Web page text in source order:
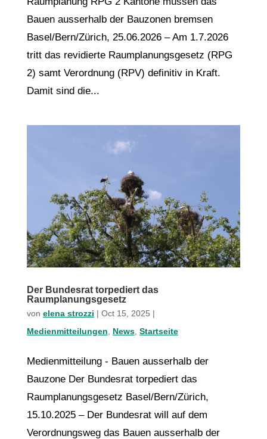
Bauen ausserhalb der Bauzonen bremsen
Basel/Bern/Zürich, 25.06.2026 – Am 1.7.2026
tritt das revidierte Raumplanungsgesetz (RPG
2) samt Verordnung (RPV) definitiv in Kraft.
Damit sind die...
Der Bundesrat torpediert das
Raumplanungsgesetz
von elena strozzi | Oct 15, 2025 |
Medienmitteilungen
News, Startseite
Medienmitteilung - Bauen ausserhalb der
Bauzone Der Bundesrat torpediert das
Raumplanungsgesetz Basel/Bern/Zürich,
15.10.2025 – Der Bundesrat will auf dem
Verordnungsweg das Bauen ausserhalb der